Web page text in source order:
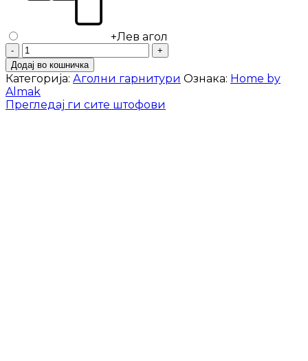
+Лев агол
Аголна
гарнитура
Хјустон
Мини
количина
Додај во кошничка
Категорија: Аголни гарнитури Ознака: Home by
Almak
Прегледај ги сите штофови